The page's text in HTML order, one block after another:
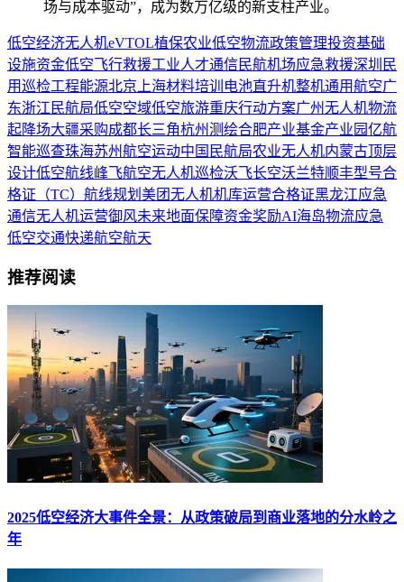
场与成本驱动”，成为数万亿级的新支柱产业。
低空经济无人机eVTOL植保农业低空物流政策管理投资基础
设施资金低空飞行救援工业人才通信民航机场应急救援深圳 民
用巡检工程能源北京 上海材料培训 电池直升机整机通用航空广
东浙江 民航局低空空域低空旅游重庆行动方案广州无人机物流
起降场大疆采购成都长三角杭州测绘合肥产业基金产业园亿航
智能巡查珠海苏州航空运动中国民航局农业无人机内蒙古顶层
设计低空航线峰飞航空无人机巡检沃飞长空沃兰特顺丰型号合
格证（TC） 航线规划 美团无人机机库运营合格证黑龙江应急
通信无人机运营御风未来地面保障资金奖励AI海岛物流应急
低空交通快递航空航天
推荐阅读
2025低空经济大事件全景：从政策破局到商业落地的分水岭之
年